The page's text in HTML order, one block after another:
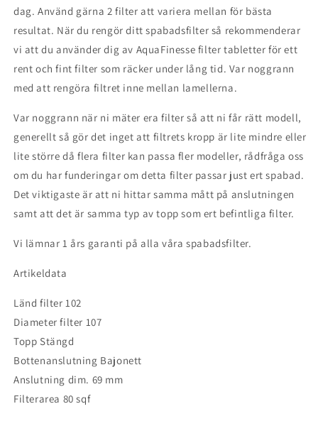
dag. Använd gärna 2 filter att variera mellan för bästa
resultat. När du rengör ditt spabadsfilter så rekommenderar
vi att du använder dig av AquaFinesse filter tabletter för ett
rent och fint filter som räcker under lång tid. Var noggrann
med att rengöra filtret inne mellan lamellerna.
Var noggrann när ni mäter era filter så att ni får rätt modell,
generellt så gör det inget att filtrets kropp är lite mindre eller
lite större då flera filter kan passa fler modeller, rådfråga oss
om du har funderingar om detta filter passar just ert spabad.
Det viktigaste är att ni hittar samma mått på anslutningen
samt att det är samma typ av topp som ert befintliga filter.
Vi lämnar 1 års garanti på alla våra spabadsfilter.
Artikeldata
Länd filter 102
Diameter filter 107
Topp Stängd
Bottenanslutning Bajonett
Anslutning dim. 69 mm
Filterarea 80 sqf